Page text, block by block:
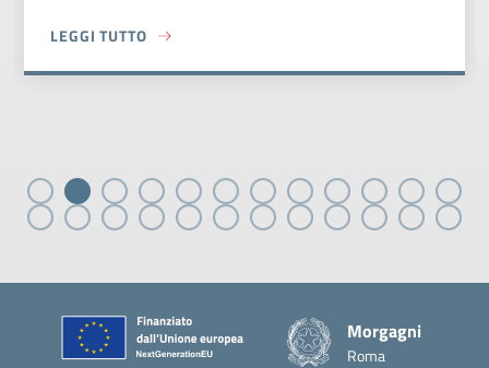
LEGGI TUTTO
ABOUT PUBBLICAZIONE GRADUATORIE DEFINITIVE SEZ.
Piè di pagina
Morgagni
Roma